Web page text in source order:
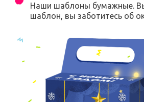
Наши шаблоны бумажные.
шаблон, вы заботитесь об